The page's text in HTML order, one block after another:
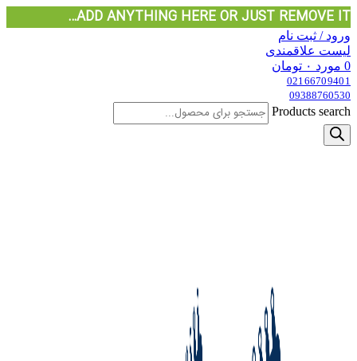
ADD ANYTHING HERE OR JUST REMOVE IT…
ورود / ثبت نام
لیست علاقمندی
0 مورد ۰ تومان
02166709401
09388760530
Products search